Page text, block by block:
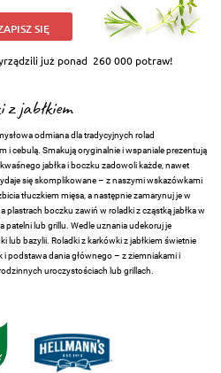
SIĘ
już ponad 260 000 potraw!
jabłkiem
odmiana dla tradycyjnych rolad
i cebulą. Smakują oryginalnie i wspaniale prezentują
jabłka i boczku zadowoli każde, nawet
się skomplikowane – z naszymi wskazówkami
tłuczkiem mięsa, a następnie zamarynuj je w
plastrach boczku zawiń w roladki z cząstką jabłka w
lub grillu. Wedle uznania udekoruj je
lub bazylii. Roladki z karkówki z jabłkiem świetnie
podstawa dania głównego – z ziemniakami i
uroczystościach lub grillach.